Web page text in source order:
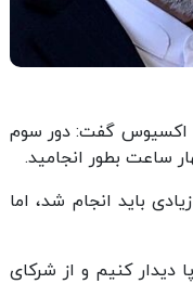
اکسیوس گفت: دور سوم
ساعت بطور انجامید.
باید انجام شد، اما
کنیم و از شرکای